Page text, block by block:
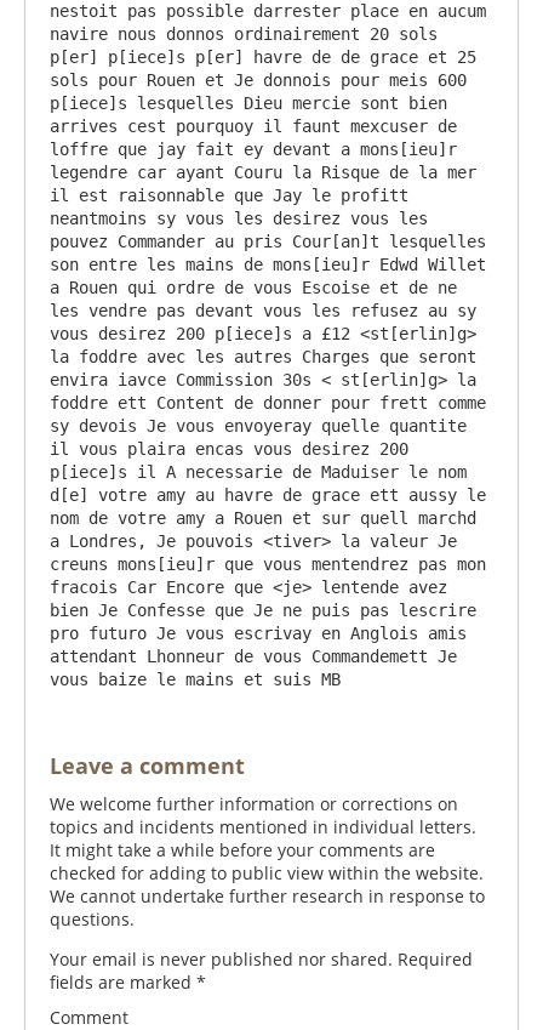
nestoit pas possible darrester place en aucum
navire nous donnos ordinairement 20 sols
p[er] p[iece]s p[er] havre de de grace et 25
sols pour Rouen et Je donnois pour meis 600
p[iece]s lesquelles Dieu mercie sont bien
arrives cest pourquoy il faunt mexcuser de
loffre que jay fait ey devant a mons[ieu]r
legendre car ayant Couru la Risque de la mer
il est raisonnable que Jay le profitt
neantmoins sy vous les desirez vous les
pouvez Commander au pris Cour[an]t lesquelles
son entre les mains de mons[ieu]r Edwd Willet
a Rouen qui ordre de vous Escoise et de ne
les vendre pas devant vous les refusez au sy
vous desirez 200 p[iece]s a £12 <st[erlin]g>
la foddre avec les autres Charges que seront
envira iavce Commission 30s < st[erlin]g> la
foddre ett Content de donner pour frett comme
sy devois Je vous envoyeray quelle quantite
il vous plaira encas vous desirez 200
p[iece]s il A necessarie de Maduiser le nom
d[e] votre amy au havre de grace ett aussy le
nom de votre amy a Rouen et sur quell marchd
a Londres, Je pouvois <tiver> la valeur Je
creuns mons[ieu]r que vous mentendrez pas mon
fracois Car Encore que <je> lentende avez
bien Je Confesse que Je ne puis pas lescrire
pro futuro Je vous escrivay en Anglois amis
attendant Lhonneur de vous Commandemett Je
Leave a comment
We welcome further information or corrections on
topics and incidents mentioned in individual letters.
It might take a while before your comments are
checked for adding to public view within the website.
We cannot undertake further research in response to
questions.
Your email is never published nor shared. Required
fields are marked *
Comment